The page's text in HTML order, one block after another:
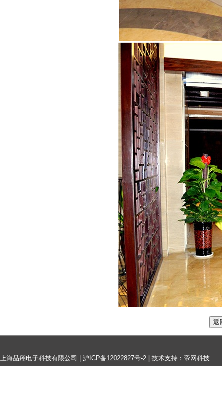
上海品翔电子科技有限公司 | 沪ICP备12022827号-2 技术支持：帝网科技